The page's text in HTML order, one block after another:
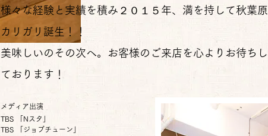
様々な経験と実績を積み２０１５年、満を持して秋葉原
カリガリ誕生！！
美味しいのその次へ。お客様のご来店を心よりお待ちし
ております！
メディア出演
TBS 「Nスタ」
TBS 「ジョブチューン」